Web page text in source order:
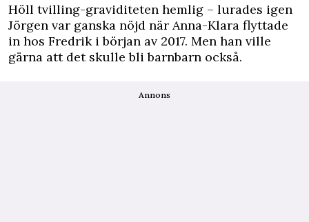
Höll tvilling-graviditeten hemlig – lurades igen
Jörgen var ganska nöjd när Anna-Klara flyttade
in hos Fredrik i början av 2017. Men han ville
gärna att det skulle bli barnbarn också.
Annons